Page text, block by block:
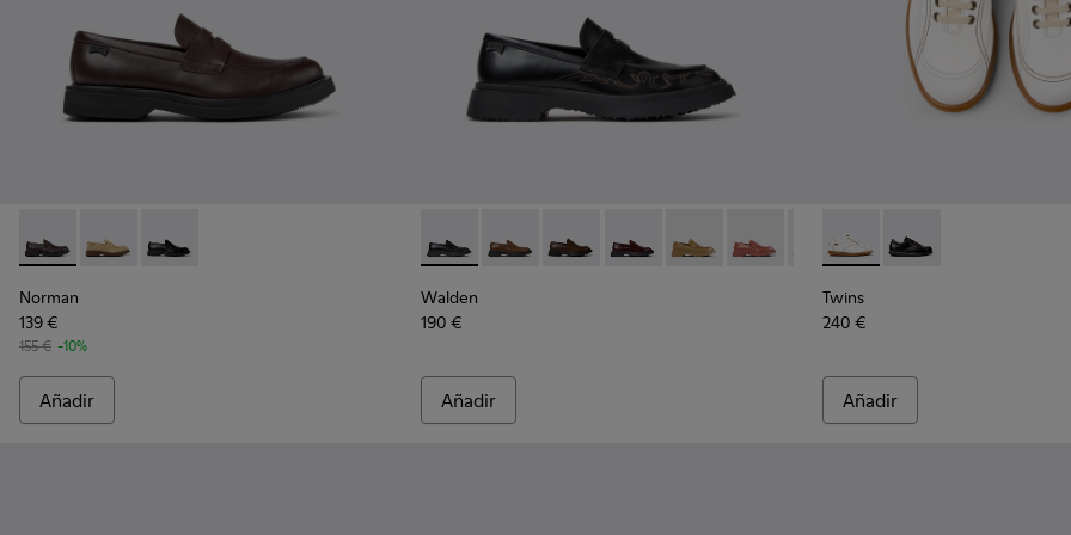
Norman - K101001-005 - Zapatos de piel marrones para hombre.
Norman - K101001-008
Norman - K101001-001
Norman
139 €
155 € -10%
Añadir
Walden - K100633-048 - Mocasines de piel negros para hombre.
Walden - K100633-049
Walden - K100633-046
Walden - K100633-045
Walden - K100633-027
Walden - K100633-026
Walden - K100633-019 -
Walden
190 €
Añadir
Twins - 16235-099 -
Twins - 16235-100
Twins
240 €
Añadir